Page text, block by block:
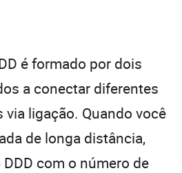
é formado por dois
a conectar diferentes
via ligação. Quando você
de longa distância,
com o número de